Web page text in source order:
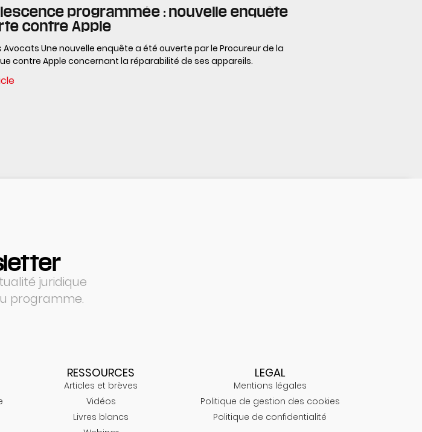
programmée : nouvelle enquête
contre Apple
Avocats Une nouvelle enquête a été ouverte par le Procureur de la
contre Apple concernant la réparabilité de ses appareils.
juridique
programme.
RESSOURCES
Articles et brèves
Vidéos
Livres blancs
LEGAL
Mentions légales
Politique de gestion des cookies
Politique de confidentialité